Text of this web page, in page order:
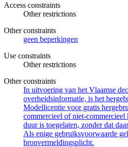
Access constraints
Other restrictions
Other constraints
geen beperkingen
Use constraints
Other restrictions
Other constraints
In uitvoering van het Vlaamse
overheidsinformatie, is het
Modellicentie voor gratis
commercieel of niet-
duur is toegelaten, zonder dat
Als enige gebruiksvoorwaarde
bronvermeldingsplicht.